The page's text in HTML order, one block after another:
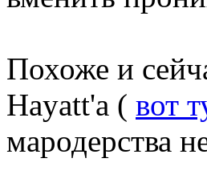
Похоже и
Hayatt'a ( вот
мародерства